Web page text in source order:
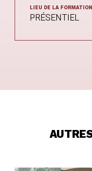
LIEU DE LA FORMATION
PRÉSENTIEL